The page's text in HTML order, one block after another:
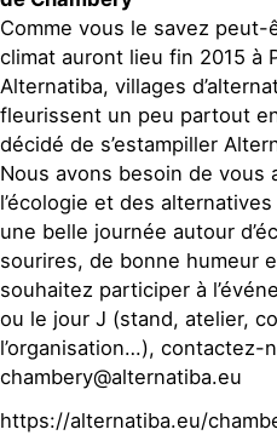
Comme vous le savez
climat auront lieu fin 2015 à
Alternatiba, villages
fleurissent un peu partout
décidé de s’estampiller
Nous avons besoin de
l’écologie et des
une belle journée autour
sourires, de bonne humeur
souhaitez participer à
ou le jour J (stand, atelier,
l’organisation…), contactez-
chambery@alternatiba.eu
https://alternatiba.eu/